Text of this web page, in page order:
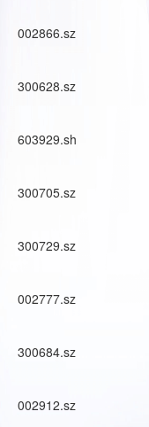
002866.sz
300628.sz
603929.sh
300705.sz
300729.sz
002777.sz
300684.sz
002912.sz